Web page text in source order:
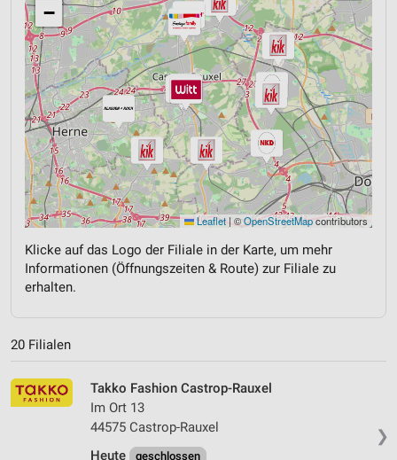
−
Leaflet | ©OpenStreetMapcontributors
Klicke auf das Logo der Filiale in der Karte, um mehr
Informationen (Öffnungszeiten & Route) zur Filiale zu
erhalten.
20 Filialen
❯
Takko Fashion Castrop-Rauxel
Im Ort 13
44575 Castrop-Rauxel
Heute
geschlossen